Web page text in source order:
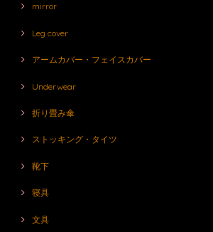
mirror
Leg cover
アームカバー・フェイスカバー
Underwear
折り畳み傘
ストッキング・タイツ
靴下
寝具
文具